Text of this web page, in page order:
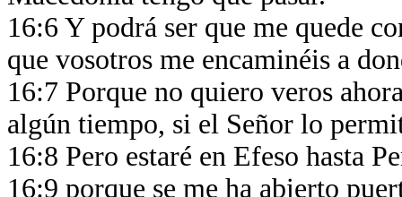
16:6 Y podrá ser que me quede
que vosotros me encaminéis a
16:7 Porque no quiero veros
algún tiempo, si el Señor lo
16:8 Pero estaré en Efeso hasta
16:9 porque se me ha abierto